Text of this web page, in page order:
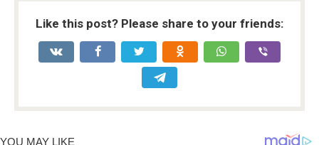
Like this post? Please share to your friends: